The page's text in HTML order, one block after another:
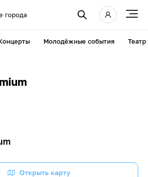
города
Молодёжные события Театр
Открыть карту